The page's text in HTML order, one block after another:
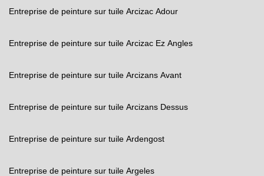
Entreprise de peinture sur tuile Arcizac Adour
Entreprise de peinture sur tuile Arcizac Ez Angles
Entreprise de peinture sur tuile Arcizans Avant
Entreprise de peinture sur tuile Arcizans Dessus
Entreprise de peinture sur tuile Ardengost
Entreprise de peinture sur tuile Argeles